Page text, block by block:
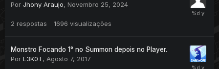
Por Jhony Araujo, Novembro 25, 2024
2 respostas 1696 visualizações
Monstro Focando 1° no Summon depois no Player.
Por L3K0T, Agosto 7, 2017